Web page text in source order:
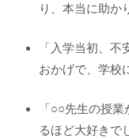
り、本当に助か
「入学当初、
おかげで、学校
「○○先生の授
るほど大好きで